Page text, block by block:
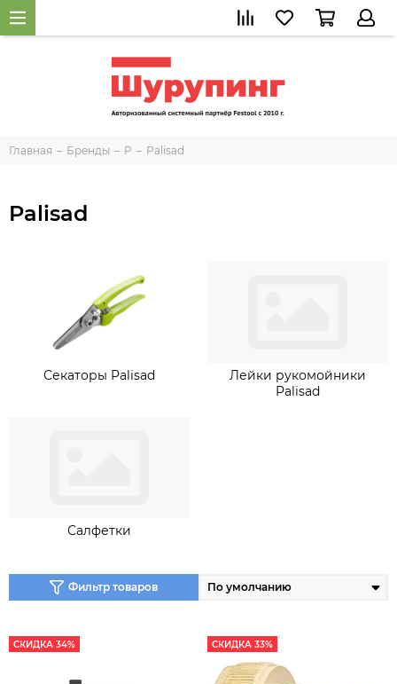
Главная Бренды P Palisad
Palisad
Секаторы Palisad
Лейки рукомойники
Palisad
Салфетки
Фильтр товаров
СКИДКА 34% СКИДКА 33%